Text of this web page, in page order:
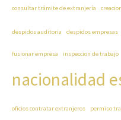
consultar trámite de extranjería
despidos auditoria despidos empresas
fusionar empresa inspeccion de trabajo
nacionalidad
oficios contratar extranjeros permiso